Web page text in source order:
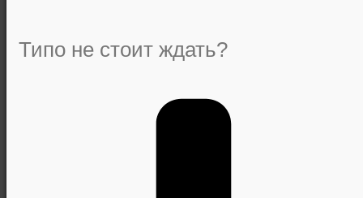
Типо не стоит ждать?